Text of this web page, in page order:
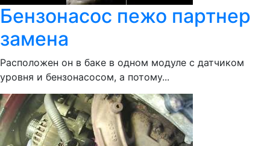
Бензонасос пежо партнер
замена
Расположен он в баке в одном модуле с датчиком
уровня и бензонасосом, а потому...